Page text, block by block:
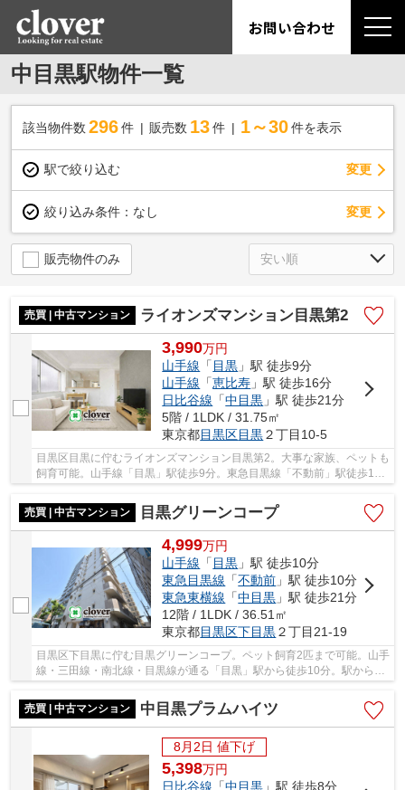
お問い合わせ
中目黒駅物件一覧
該当物件数 296件 販売数 13 件 1～30 件を表示
駅で絞り込む 変更
絞り込み条件： なし 変更
販売物件のみ
売買 | 中古マンション ライオンズマンション目黒第2
3,990万円
山手線 「 目黒 」駅 徒歩9分
山手線 「恵比寿 」駅 徒歩16分
日比谷線 「中目黒 」駅 徒歩21分
5階 / 1LDK / 31.75㎡
東京都目黒区目黒２丁目10-5
目黒区目黒に佇むライオンズマンション目黒第2。大事な家族、ペットも
飼育可能。山手線「目黒」駅徒歩9分。東急目黒線「不動前」駅徒歩16
分も利用可能。鉄筋コンクリート造5階建て、総...
売買 | 中古マンション
目黒グリーンコープ
4,999万円
山手線 「目黒 」駅 徒歩10分
東急目黒線 「不動前 」駅 徒歩10分
東急東横線 「中目黒 」駅 徒歩21分
12階 / 1LDK / 36.51㎡
東京都目黒区下目黒２丁目21-19
目黒区下目黒に佇む目黒グリーンコープ。ペット飼育2匹まで可能。山手
線・三田線・南北線・目黒線が通る「目黒」駅から徒歩10分。駅からの
道中は商業施設やや飲食店が充実しており、生...
売買 | 中古マンション
中目黒プラムハイツ
8月2日 値下げ
5,398万円
日比谷線 「中目黒 」駅 徒歩8分